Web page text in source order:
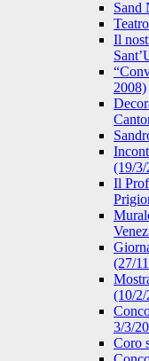
Sand
Il
2008)
(19/
Il
(27/
(10/2/
3/3/
Coro